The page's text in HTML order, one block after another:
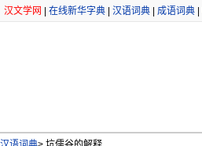
汉文学网 在线新华字典 汉语词典 成语词典